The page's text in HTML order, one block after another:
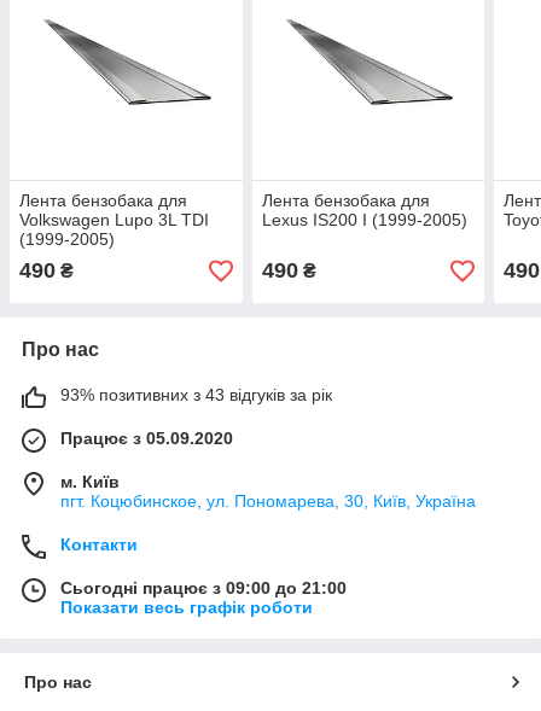
Лента бензобака для
Volkswagen Lupo 3L TDI
(1999-2005)
490 ₴
Лента бензобака для
Lexus IS200 I (1999-2005)
490₴ 490
Про нас
93% позитивних з 43 відгуків за рік
Працює з 05.09.2020
м. Київ
пгт. Коцюбинское, ул. Пономарева, 30, Київ, Україна
Контакти
Сьогодні працює з 09:00 до 21:00
Показати весь графік роботи
Про нас